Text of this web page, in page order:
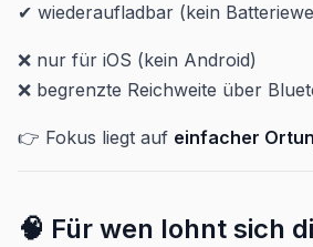
✔ wiederaufladbar (kein
❌ nur für iOS (kein Android)
❌ begrenzte Reichweite über
👉 Fokus liegt auf einfacher
🧠 Für wen lohnt sich